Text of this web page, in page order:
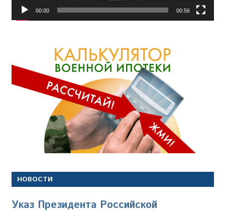
00:00 00:56
НОВОСТИ
Указ Президента Российской